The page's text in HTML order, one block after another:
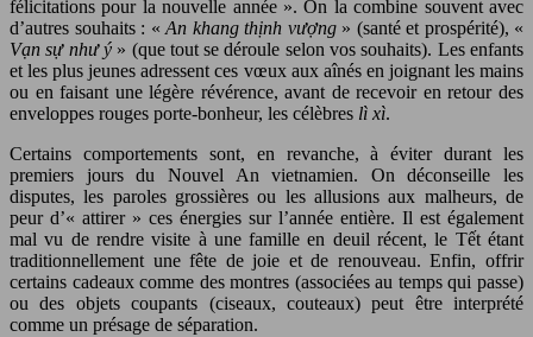
félicitations pour la nouvelle année ». On la combine souvent avec
d’autres souhaits : « An khang thịnh vượng» (santé et prospérité), «
Vạn sự như ý» (que tout se déroule selon vos souhaits). Les enfants
et les plus jeunes adressent ces vœux aux aînés en joignant les mains
ou en faisant une légère révérence, avant de recevoir en retour des
enveloppes rouges porte-bonheur, les célèbres lì xì.
Certains comportements sont, en revanche, à éviter durant les
premiers jours du Nouvel An vietnamien. On déconseille les
disputes, les paroles grossières ou les allusions aux malheurs, de
peur d’« attirer » ces énergies sur l’année entière. Il est également
mal vu de rendre visite à une famille en deuil récent, le Tết étant
traditionnellement une fête de joie et de renouveau. Enfin, offrir
certains cadeaux comme des montres (associées au temps qui passe)
ou des objets coupants (ciseaux, couteaux) peut être interprété
comme un présage de séparation.